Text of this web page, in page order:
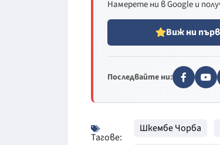
Намерете ни в Google и
Виж ни
Последвайте ни:
Тагове:
Шкембе Чорба